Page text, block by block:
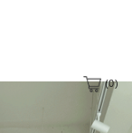
(0)